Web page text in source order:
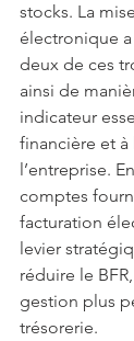
stocks. La
électronique
deux de ces
ainsi de
indicateur
financière et
l’entreprise.
comptes
facturation
levier
réduire le
gestion plus
trésorerie.